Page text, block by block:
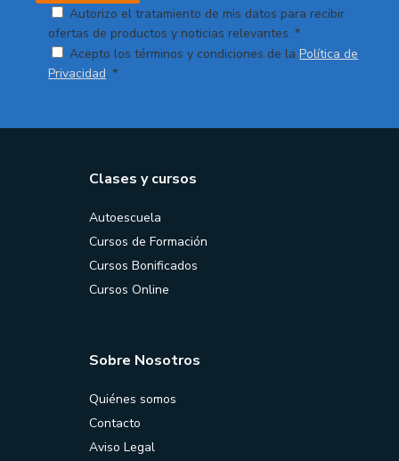
Autorizo el tratamiento de mis datos para recibir
ofertas de productos y noticias relevantes. *
Acepto los términos y condiciones de laPolítica de
Privacidad. *
Clases y cursos
Autoescuela
Cursos de Formación
Cursos Bonificados
Cursos Online
Sobre Nosotros
Quiénes somos
Contacto
Aviso Legal